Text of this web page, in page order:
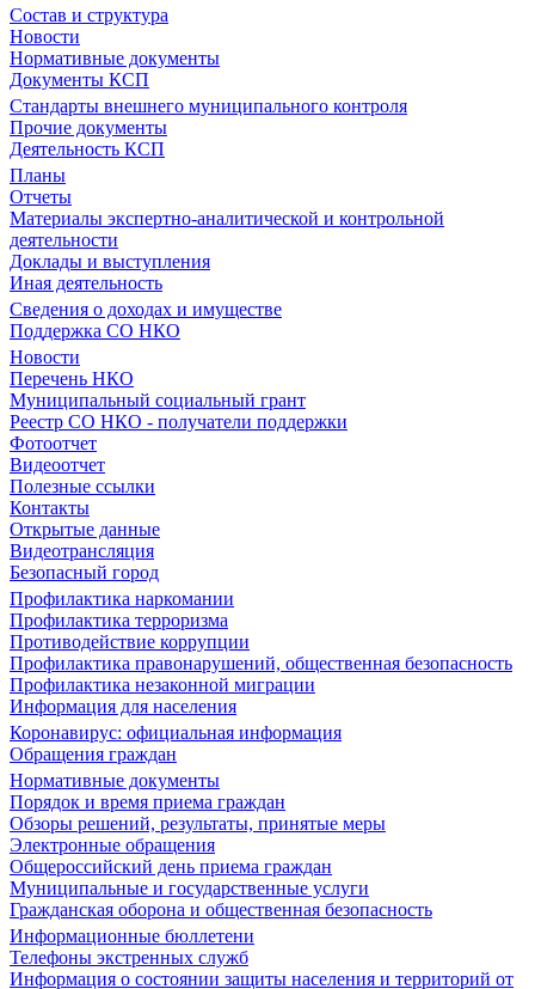
Состав и структура
Новости
Нормативные документы
Документы КСП
Стандарты внешнего муниципального контроля
Прочие документы
Деятельность КСП
Планы
Отчеты
Материалы экспертно-аналитической и контрольной
деятельности
Доклады и выступления
Иная деятельность
Сведения о доходах и имуществе
Поддержка СО НКО
Новости
Перечень НКО
Муниципальный социальный грант
Реестр СО НКО - получатели поддержки
Фотоотчет
Видеоотчет
Полезные ссылки
Контакты
Открытые данные
Видеотрансляция
Безопасный город
Профилактика наркомании
Профилактика терроризма
Противодействие коррупции
Профилактика правонарушений, общественная безопасность
Профилактика незаконной миграции
Информация для населения
Коронавирус: официальная информация
Обращения граждан
Нормативные документы
Порядок и время приема граждан
Обзоры решений, результаты, принятые меры
Электронные обращения
Общероссийский день приема граждан
Муниципальные и государственные услуги
Гражданская оборона и общественная безопасность
Информационные бюллетени
Телефоны экстренных служб
Информация о состоянии защиты населения и территорий от